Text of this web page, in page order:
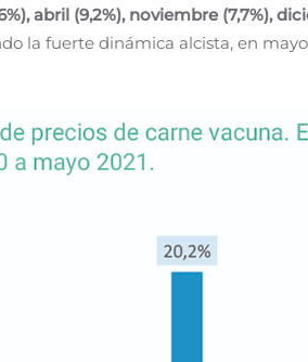
abril (9,2%), noviembre (7,7%),
la fuerte dinámica alcista, en